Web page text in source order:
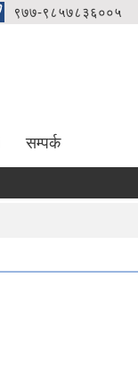
९७७-९८५७८३६००५
सम्पर्क